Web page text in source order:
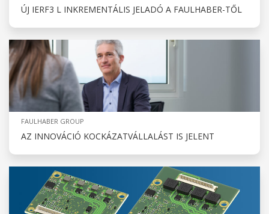
ÚJ IERF3 L INKREMENTÁLIS JELADÓ A FAULHABER-TŐL
FAULHABER GROUP
AZ INNOVÁCIÓ KOCKÁZATVÁLLALÁST IS JELENT